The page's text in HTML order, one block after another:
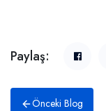
Paylaş:
Önceki Blog